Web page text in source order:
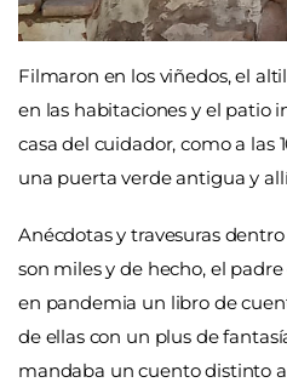
Filmaron en los viñedos, el
en las habitaciones y el patio
casa del cuidador, como a las
una puerta verde antigua y
Anécdotas y travesuras
son miles y de hecho, el
en pandemia un libro de
de ellas con un plus de
mandaba un cuento distinto